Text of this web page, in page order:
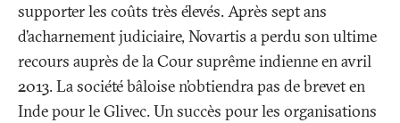
supporter les coûts très élevés. Après sept ans
d’acharnement judiciaire, Novartis a perdu son ultime
recours auprès de la Cour suprême indienne en avril
2013. La société bâloise n’obtiendra pas de brevet en
Inde pour le Glivec. Un succès pour les organisations